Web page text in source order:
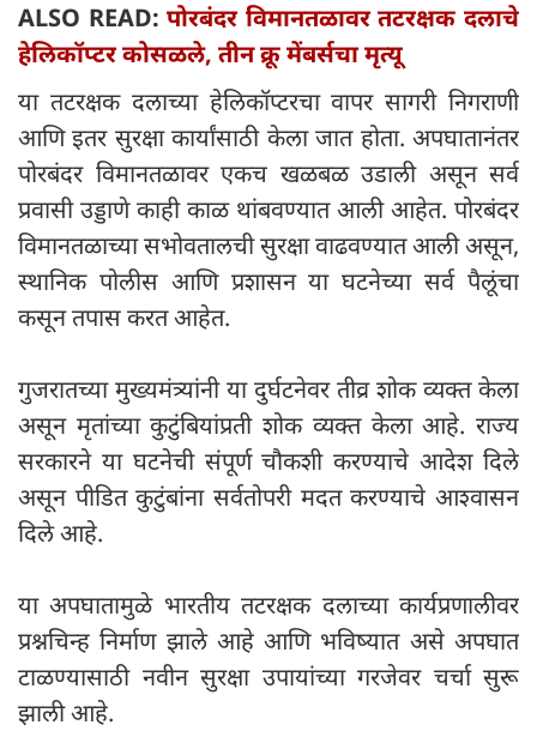
ALSO READ:पोरबंदर विमानतळावर तटरक्षक दलाचे
हेलिकॉप्टर कोसळले, तीन क्रू मेंबर्सचा मृत्यू
या तटरक्षक दलाच्या हेलिकॉप्टरचा वापर सागरी निगराणी
आणि इतर सुरक्षा कार्यांसाठी केला जात होता. अपघातानंतर
पोरबंदर विमानतळावर एकच खळबळ उडाली असून सर्व
प्रवासी उड्डाणे काही काळ थांबवण्यात आली आहेत. पोरबंदर
विमानतळाच्या सभोवतालची सुरक्षा वाढवण्यात आली असून,
स्थानिक पोलीस आणि प्रशासन या घटनेच्या सर्व पैलूंचा
कसून तपास करत आहेत.
गुजरातच्या मुख्यमंत्र्यांनी या दुर्घटनेवर तीव्र शोक व्यक्त केला
असून मृतांच्या कुटुंबियांप्रती शोक व्यक्त केला आहे. राज्य
सरकारने या घटनेची संपूर्ण चौकशी करण्याचे आदेश दिले
असून पीडित कुटुंबांना सर्वतोपरी मदत करण्याचे आश्वासन
दिले आहे.
या अपघातामुळे भारतीय तटरक्षक दलाच्या कार्यप्रणालीवर
प्रश्नचिन्ह निर्माण झाले आहे आणि भविष्यात असे अपघात
टाळण्यासाठी नवीन सुरक्षा उपायांच्या गरजेवर चर्चा सुरू
झाली आहे.